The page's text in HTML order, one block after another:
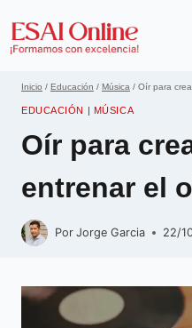
Inicio / Educación / Música / Oír para
EDUCACIÓN | MÚSICA
Oír para
entrenar el
Por Jorge Garcia 22/